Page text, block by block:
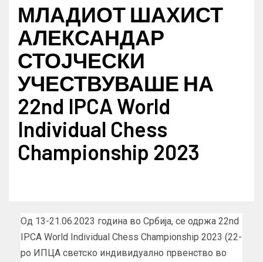
МЛАДИОТ ШАХИСТ
АЛЕКСАНДАР
СТОЈЧЕСКИ
УЧЕСТВУВАШЕ НА
22nd IPCA World
Individual Chess
Championship 2023
Од 13-21.06.2023 година во Србија, се одржа 22nd
IPCA World Individual Chess Championship 2023 (22-
ро ИПЦА светско индивидуално првенство во